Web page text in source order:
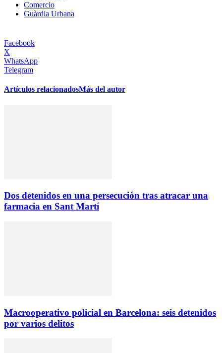
Comercio
Guàrdia Urbana
Facebook
X
WhatsApp
Telegram
Artículos relacionadosMás del autor
Dos detenidos en una persecución tras atracar una
farmacia en Sant Martí
Macrooperativo policial en Barcelona: seis detenidos
por varios delitos